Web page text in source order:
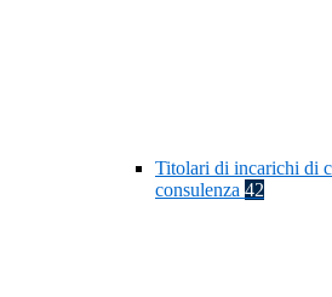
Titolari di incarichi di
consulenza 42